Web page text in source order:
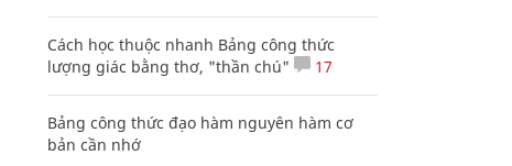
Cách học thuộc nhanh Bảng công thức
lượng giác bằng thơ, "thần chú"
17
Bảng công thức đạo hàm nguyên hàm cơ
bản cần nhớ